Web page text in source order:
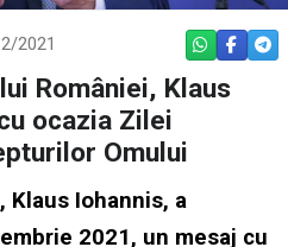
2021 WHATSAPP
României, Klaus
ocazia Zilei
Omului
Klaus Iohannis, a
2021, un mesaj cu